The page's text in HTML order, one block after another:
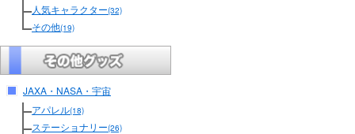
人気キャラクター(32)
その他(19)
JAXA・NASA・宇宙
アパレル(18)
ステーショナリー(26)